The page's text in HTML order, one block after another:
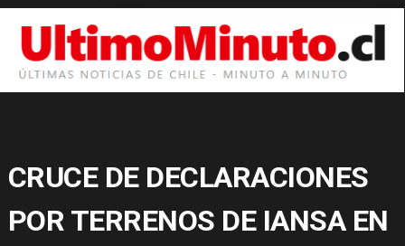
CRUCE DE DECLARACIONES
POR TERRENOS DE IANSA EN